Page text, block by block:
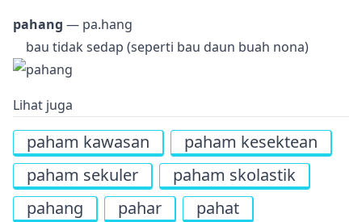
pahang — pa.hang
bau tidak sedap (seperti bau daun buah nona)
Lihat juga
paham kawasan
paham kesektean
paham sekuler
paham skolastik
pahang
pahar
pahat